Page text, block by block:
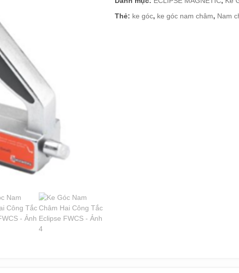
Thẻ: ke góc, ke góc nam châm, Nam